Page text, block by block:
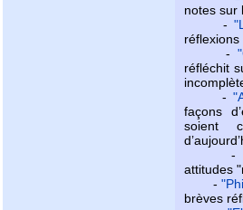
notes sur
-
réflexions
-
réfléchit
-
façons
soient
-
attitudes
-
brèves